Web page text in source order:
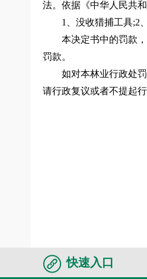
法。依据 《中华人民共
1、没收猎捕工具;2
本决定书中的罚款
罚款。
如对本林业行政处
请行政复议或者不提起
快速入口